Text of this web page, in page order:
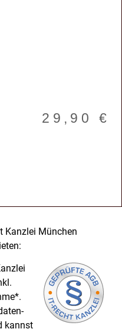
29,90 €
Kanzlei München
kannst